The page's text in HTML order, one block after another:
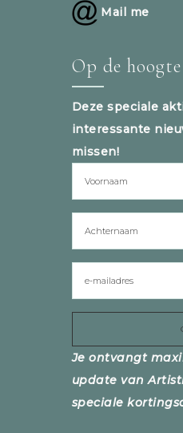
Mail me
Op de
Deze speciale
interessante
missen!
Je ontvangt
update van
speciale